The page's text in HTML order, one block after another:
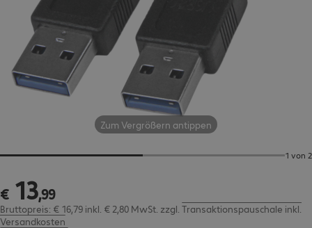
Zum Vergrößern antippen
1 von 2
€ 13,99
€ 13,99
Bruttopreis: € 16,79 inkl. € 2,80 MwSt. zzgl. Transaktionspauschale inkl.
Versandkosten